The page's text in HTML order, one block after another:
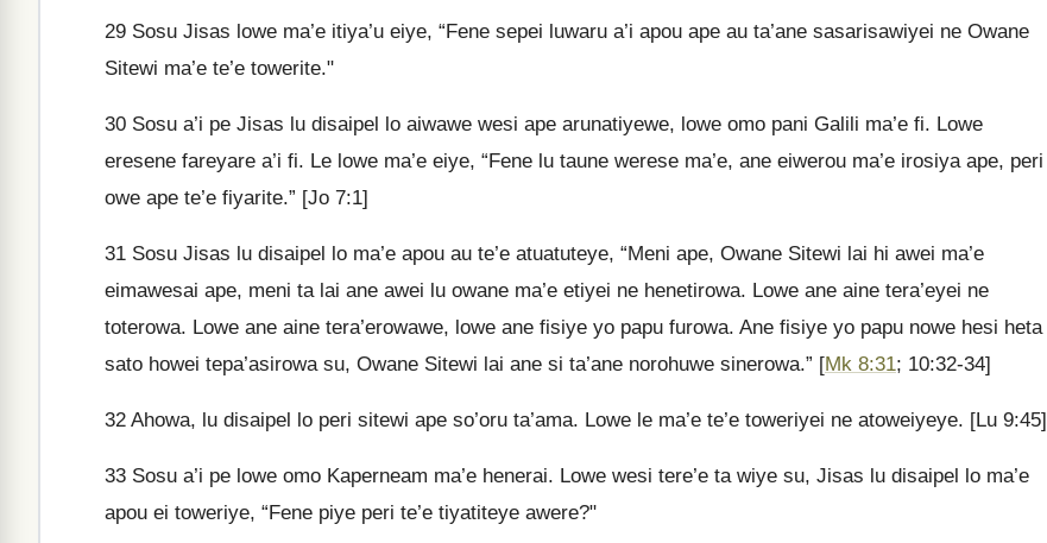
29 Sosu Jisas lowe ma’e itiya’u eiye, “Fene sepei luwaru a’i apou ape au ta’ane sasarisawiyei ne Owane
Sitewi ma’e te’e towerite."
30 Sosu a’i pe Jisas lu disaipel lo aiwawe wesi ape arunatiyewe, lowe omo pani Galili ma’e fi. Lowe
eresene fareyare a’i fi. Le lowe ma’e eiye, “Fene lu taune werese ma’e, ane eiwerou ma’e irosiya ape, peri
owe ape te’e fiyarite.” [Jo 7:1]
31 Sosu Jisas lu disaipel lo ma’e apou au te’e atuatuteye, “Meni ape, Owane Sitewi lai hi awei ma’e
eimawesai ape, meni ta lai ane awei lu owane ma’e etiyei ne henetirowa. Lowe ane aine tera’eyei ne
toterowa. Lowe ane aine tera’erowawe, lowe ane fisiye yo papu furowa. Ane fisiye yo papu nowe hesi heta
sato howei tepa’asirowa su, Owane Sitewi lai ane si ta’ane norohuwe sinerowa.” [Mk 8:31; 10:32-34]
32 Ahowa, lu disaipel lo peri sitewi ape so’oru ta’ama. Lowe le ma’e te’e toweriyei ne atoweiyeye. [Lu 9:45]
33 Sosu a’i pe lowe omo Kaperneam ma’e henerai. Lowe wesi tere’e ta wiye su, Jisas lu disaipel lo ma’e
apou ei toweriye, “Fene piye peri te’e tiyatiteye awere?"